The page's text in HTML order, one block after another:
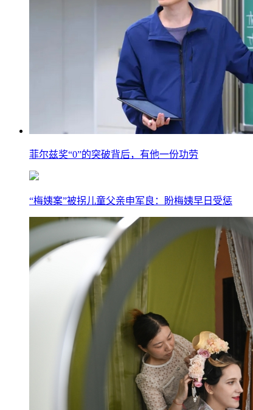
菲尔兹奖“0”的突破背后，有他一份功劳
“梅姨案”被拐儿童父亲申军良：盼梅姨早日受惩